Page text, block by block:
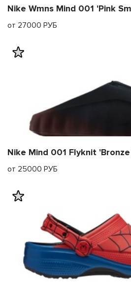
Nike Wmns Mind 001 'Pink
от 27000 РУБ
Nike Mind 001 Flyknit
от 25000 РУБ